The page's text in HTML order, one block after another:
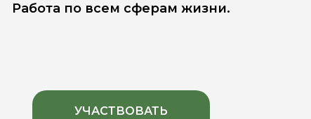
Работа по всем сферам жизни.
УЧАСТВОВАТЬ